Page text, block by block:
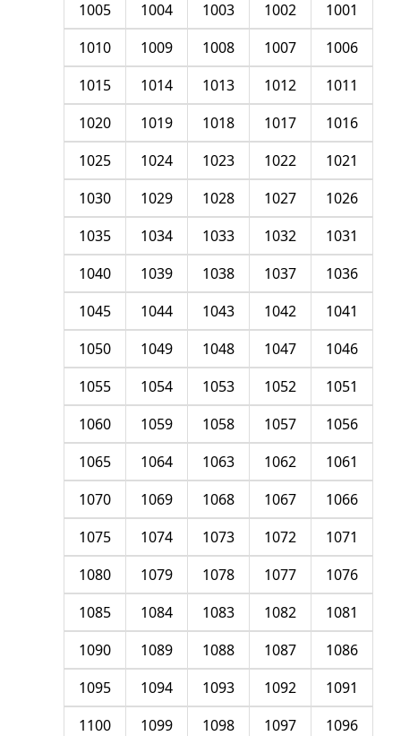
1001
1002
1003
1004
1005
1006
1007
1008
1009
1010
1011
1012
1013
1014
1015
1016
1017
1018
1019
1020
1021
1022
1023
1024
1025
1026
1027
1028
1029
1030
1031
1032
1033
1034
1035
1036
1037
1038
1039
1040
1041
1042
1043
1044
1045
1046
1047
1048
1049
1050
1051
1052
1053
1054
1055
1056
1057
1058
1059
1060
1061
1062
1063
1064
1065
1066
1067
1068
1069
1070
1071
1072
1073
1074
1075
1076
1077
1078
1079
1080
1081
1082
1083
1084
1085
1086
1087
1088
1089
1090
1091
1092
1093
1094
1095
1096
1097
1098
1099
1100